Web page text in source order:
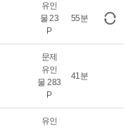
유인
물 23
P
55분
문제
유인
물 283
P
41분
유인